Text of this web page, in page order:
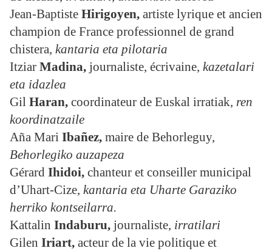
Jean-Baptiste Hirigoyen, artiste lyrique et ancien
champion de France professionnel de grand
chistera, kantaria eta pilotaria
Itziar Madina, journaliste, écrivaine, kazetalari
eta idazlea
Gil Haran, coordinateur de Euskal irratiak, ren
koordinatzaile
Aña Mari Ibañez, maire de Behorleguy,
Behorlegiko auzapeza
Gérard Ihidoi, chanteur et conseiller municipal
d’Uhart-Cize, kantaria eta Uharte Garaziko
herriko kontseilarra.
Kattalin Indaburu, journaliste, irratilari
Gilen Iriart, acteur de la vie politique et